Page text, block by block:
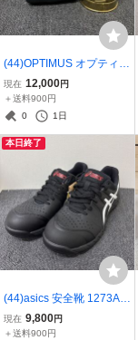
(44)OPTIMUS オプティマ
ス 123R SVEA スベア 小
型ガソリンストーブ アウ
トドア キャンプ ホワイト
088166
現在 12,000円
＋送料900円
0
1日
本日終了
(44)asics 安全靴 1273A0
55 WINJOB CP113 アシ
ックス ウィンジョブ 27c
現在 9,800円
＋送料900円